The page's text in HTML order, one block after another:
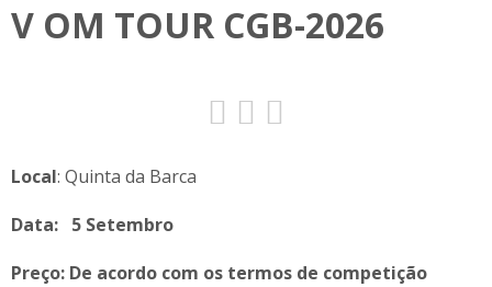
V OM TOUR CGB-2026
Local: Quinta da Barca
Data: 5 Setembro
Preço: De acordo com os termos de competição